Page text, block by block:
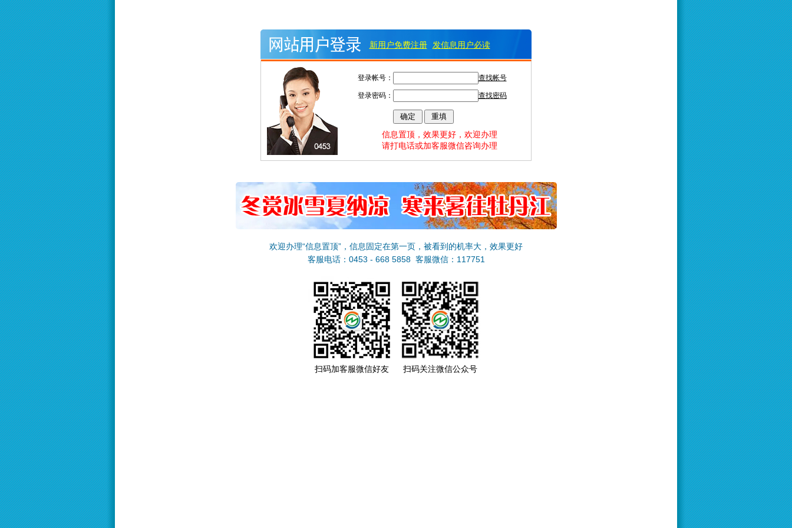
新用户免费注册 发信息用户必读
登录帐号： 查找帐号
登录密码： 查找密码
信息置顶，效果更好，欢迎办理
请打电话或加客服微信咨询办理
欢迎办理“信息置顶”，信息固定在第一页，被看到的机率大，效果更好
客服电话：0453 - 668 5858 客服微信：117751
扫码加客服微信好友 扫码关注微信公众号